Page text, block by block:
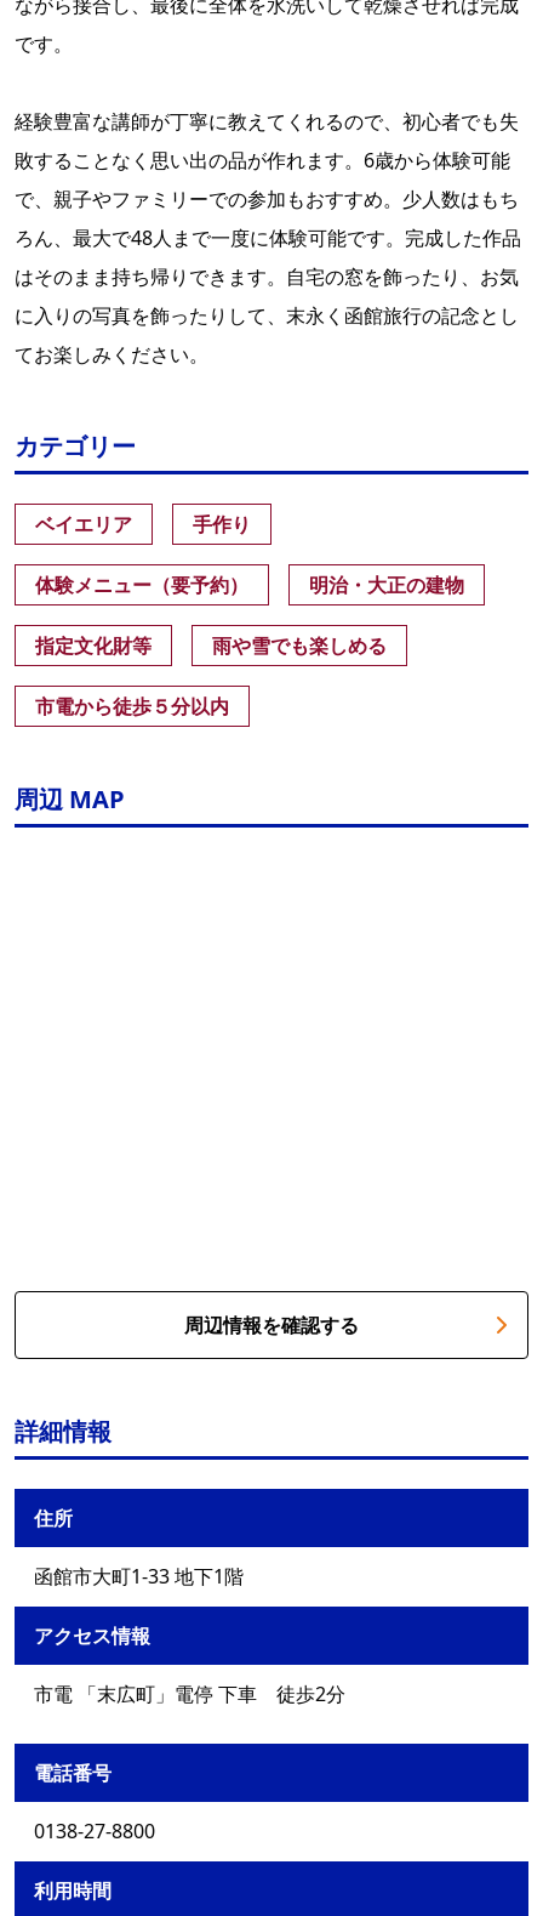
です。
経験豊富な講師が丁寧に教えてくれるので、初心者でも失
敗することなく思い出の品が作れます。6歳から体験可能
で、親子やファミリーでの参加もおすすめ。少人数はもち
ろん、最大で48人まで一度に体験可能です。完成した作品
はそのまま持ち帰りできます。自宅の窓を飾ったり、お気
に入りの写真を飾ったりして、末永く函館旅行の記念とし
てお楽しみください。
カテゴリー
ベイエリア 手作り
体験メニュー（要予約） 明治・大正の建物
指定文化財等 雨や雪でも楽しめる
市電から徒歩５分以内
周辺 MAP
周辺情報を確認する
詳細情報
住所
函館市大町1-33 地下1階
アクセス情報
市電 「末広町」電停 下車 徒歩2分
電話番号
0138-27-8800
利用時間